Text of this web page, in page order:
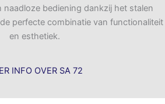
naadloze bediening dankzij het stalen
perfecte combinatie van functionaliteit
en esthetiek.
INFO OVER SA 72